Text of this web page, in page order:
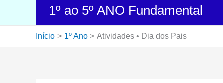
1º ao 5º ANO Fundamental
Início 1º Ano Atividades • Dia dos Pais